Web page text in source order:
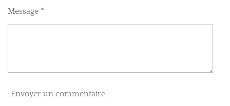
Message *
Envoyer un commentaire